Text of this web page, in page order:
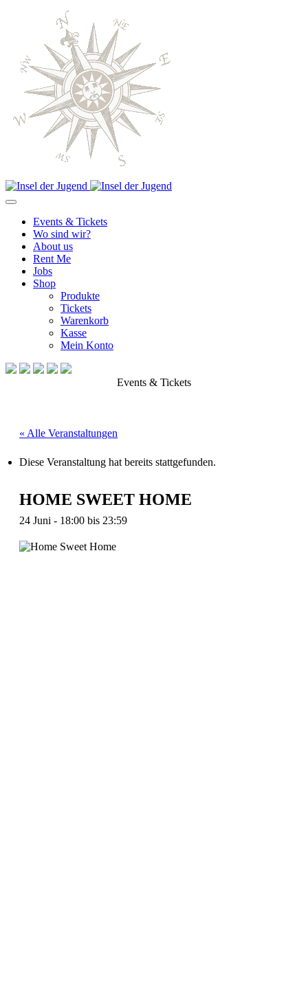
Events & Tickets
Wo sind wir?
About us
Rent Me
Jobs
Shop
Produkte
Tickets
Warenkorb
Kasse
Mein Konto
Events & Tickets
« Alle Veranstaltungen
Diese Veranstaltung hat bereits stattgefunden.
HOME SWEET HOME
24 Juni - 18:00 bis 23:59